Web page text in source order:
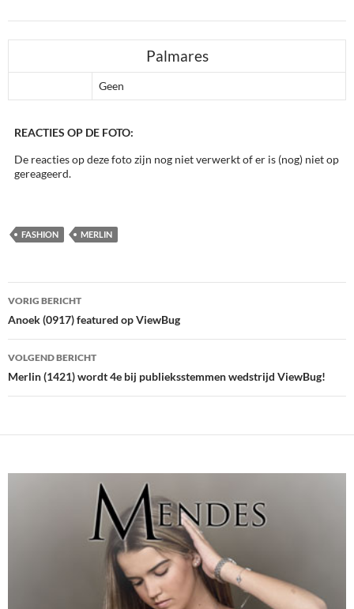
Palmares
Geen
REACTIES OP DE FOTO:
De reacties op deze foto zijn nog niet verwerkt of er is (nog) niet op
gereageerd.
FASHION MERLIN
Bericht
navigatie
VORIG BERICHT
Anoek (0917) featured op ViewBug
VOLGEND BERICHT
Merlin (1421) wordt 4e bij publieksstemmen wedstrijd ViewBug!